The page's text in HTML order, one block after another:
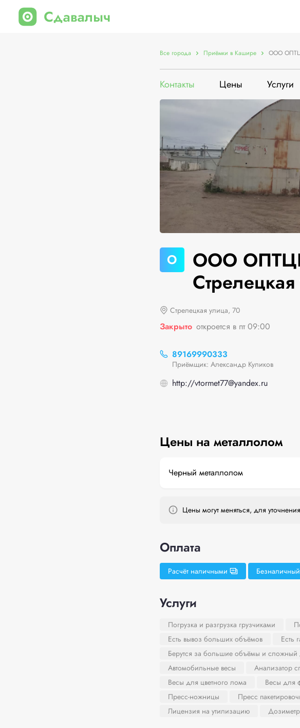
Все города Приёмки в Кашире ООО
Контакты Цены Услуги
О
ООО
Стрелецкая улица, 70
Закрыто откроется в пт 09:00
89169990333
Приёмщик: Александр Куликов
http://vtormet77@yandex.ru
Цены на металлолом
Черный металлолом
Цены могут меняться, для
Оплата
Расчёт наличными
Услуги
Погрузка и разгрузка грузчиками
Есть вывоз больших объёмов
Есть
Берутся за большие объёмы и сложный
Автомобильные весы
Анализатор
Весы для цветного лома
Весы для
Пресс-ножницы
Пресс
Лицензия на утилизацию
Дозиметр